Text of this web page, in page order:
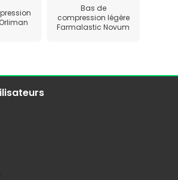
Bas de
compression légère
Farmalastic Novum